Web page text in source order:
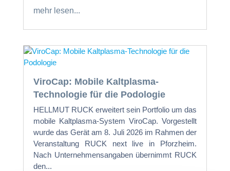
mehr lesen...
ViroCap: Mobile Kaltplasma-
Technologie für die Podologie
HELLMUT RUCK erweitert sein Portfolio um das
mobile Kaltplasma-System ViroCap. Vorgestellt
wurde das Gerät am 8. Juli 2026 im Rahmen der
Veranstaltung RUCK next live in Pforzheim.
Nach Unternehmensangaben übernimmt RUCK
den...